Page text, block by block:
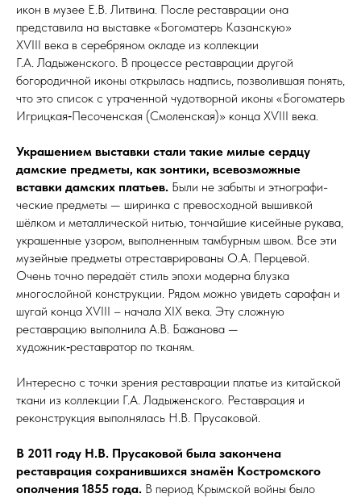
икон в музее Е.В. Литвина. После реставрации она
представила на выставке «Богоматерь Казанскую»
XѴIII века в серебряном окладе из коллекции
Г.А. Ладыженского. В процессе реставрации другой
богородичной иконы открылась надпись, позволившая понять,
что это список с утраченной чудотворной иконы «Богоматерь
Игрицкая‑Песоченская (Смоленская)» конца XѴIII века.
Украшением выставки стали такие милые сердцу
дамские предметы, как зонтики, всевозможные
вставки дамских платьев. Были не забыты и этно­графи­
чес­кие предметы — ширинка с превосходной вышивкой
шёлком и металлической нитью, тончайшие кисейные рукава,
украшенные узором, выполненным тамбурным швом. Все эти
музейные предметы отреставрированы О.А. Перцевой.
Очень точно передаёт стиль эпохи модерна блузка
многослойной конструкции. Рядом можно увидеть сарафан и
шугай конца XѴIII – на­ча­ла XIX века. Эту сложную
реставрацию выполнила А.В. Бажанова —
художник‑реставратор по тканям.
Интересно с точки зрения реставрации платье из китайской
ткани из коллекции Г.А. Ладыженского. Реста­вра­ция и
реконструкция выполнялась Н.В. Прусаковой.
В 2011 году Н.В. Прусаковой была закончена
реставрация сохранившихся знамён Костромского
ополчения 1855 года. В период Крымской войны было